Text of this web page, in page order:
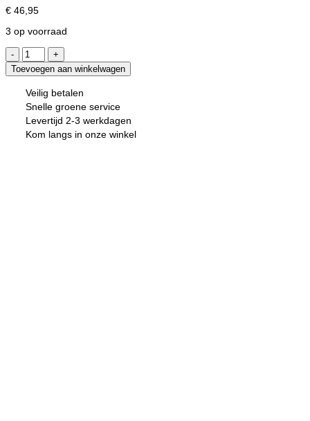
€ 46,95
3 op voorraad
CASSETTE
SH
10V
11-
32
aantal
Toevoegen aan winkelwagen
Veilig betalen
Snelle groene service
Levertijd 2-3 werkdagen
Kom langs in onze winkel